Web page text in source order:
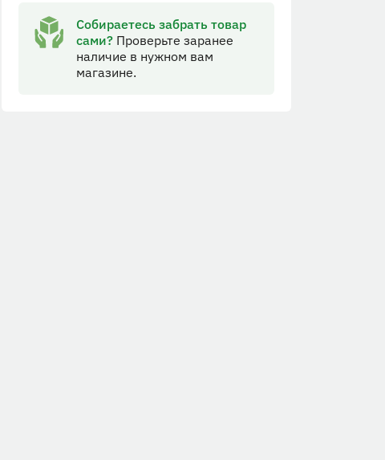
Собираетесь забрать товар
сами?Проверьте заранее
наличие в нужном вам
магазине.